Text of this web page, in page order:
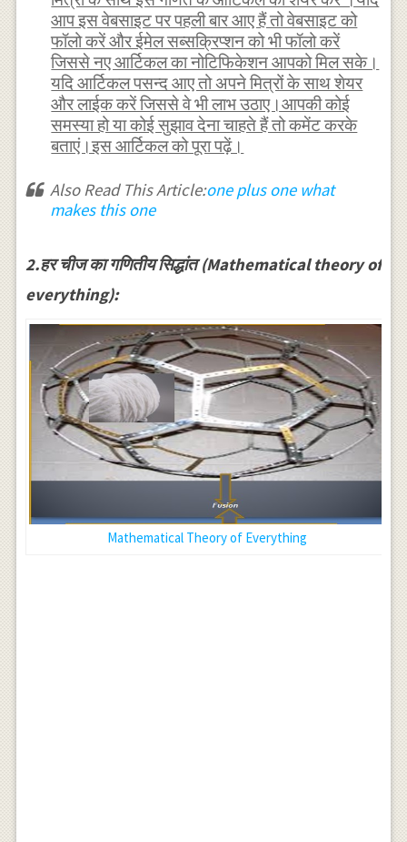
आप इस वेबसाइट पर पहली बार आए हैं तो वेबसाइट को
फॉलो करें और ईमेल सब्सक्रिप्शन को भी फॉलो करें
जिससे नए आर्टिकल का नोटिफिकेशन आपको मिल सके।
यदि आर्टिकल पसन्द आए तो अपने मित्रों के साथ शेयर
और लाईक करें जिससे वे भी लाभ उठाए।आपकी कोई
समस्या हो या कोई सुझाव देना चाहते हैं तो कमेंट करके
बताएं।इस आर्टिकल को पूरा पढ़ें।
Also Read This Article:one plus one what
makes this one
2.हर चीज का गणितीय सिद्धांत (Mathematical theory of
everything):
Mathematical Theory of Everything